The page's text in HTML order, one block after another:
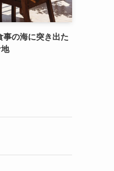
の海に突き出た